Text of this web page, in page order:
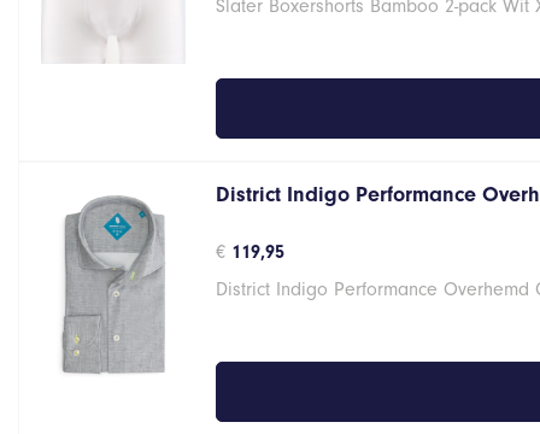
was: is:
Slater Boxershorts Bamboo 2-pack Wit
District Indigo Performance
€ 119,95
District Indigo Performance Overhemd